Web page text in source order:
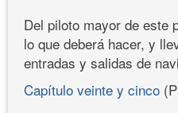
Del piloto mayor de este
lo que deberá hacer, y
entradas y salidas de
Capítulo veinte y cinco